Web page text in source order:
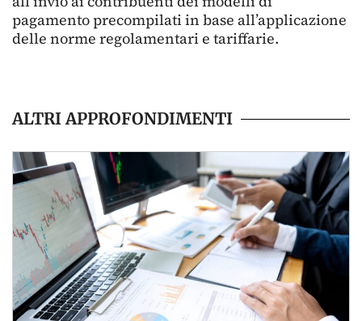
pagamento precompilati in base all’applicazione
delle norme regolamentari e tariffarie.
ALTRI APPROFONDIMENTI